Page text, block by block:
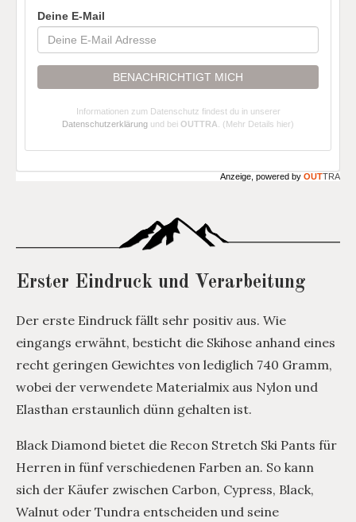
Deine E-Mail
BENACHRICHTIGT MICH
Informationen zum Datenschutz findest du in unserer
Datenschutzerklärung und bei OUTTRA (Mehr Details hier)
Anzeige, powered by OUTTRA
Erster Eindruck und Verarbeitung
Der erste Eindruck fällt sehr positiv aus. Wie
eingangs erwähnt, besticht die Skihose anhand eines
recht geringen Gewichtes von lediglich 740 Gramm,
wobei der verwendete Materialmix aus Nylon und
Elasthan erstaunlich dünn gehalten ist.
Black Diamond bietet die Recon Stretch Ski Pants für
Herren in fünf verschiedenen Farben an. So kann
sich der Käufer zwischen Carbon, Cypress, Black,
Walnut oder Tundra entscheiden und seine